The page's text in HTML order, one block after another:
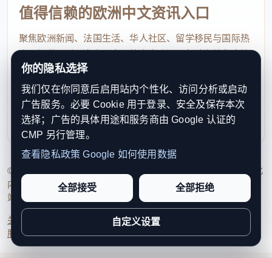
值得信赖的欧洲中文资讯入口
聚焦欧洲新闻、法国生活、华人社区、留学移民与国际热
点，提供及时、真实、实用的中文资讯，帮助海外华人快
速了解欧洲动态。
contact@xinouzhou.com
服务支持、版权与合作：工作日优先处理站务、投稿与权
利通知
© 2026 新欧洲·欧洲头条. All Rights Reserved. 本网站持续优化
内容透明度、联系方式与用户权利说明，以提升品牌信任感和
站点完整度。
关于我们 编辑规范日期归档隐私政策
服务条款联系我们
你的隐私选择
我们仅在你同意后启用站内个性化、访问分析或启动
广告服务。必要 Cookie 用于登录、安全及保存本次
选择；广告的具体用途和服务商由 Google 认证的
CMP 另行管理。
查看隐私政策 Google 如何使用数据
全部接受 全部拒绝
自定义设置